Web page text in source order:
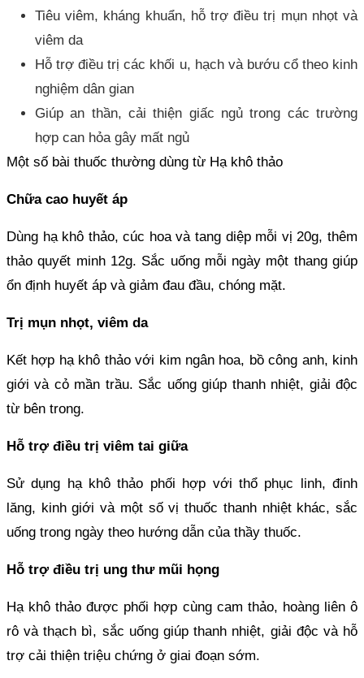
Tiêu viêm, kháng khuẩn, hỗ trợ điều trị mụn nhọt và
viêm da
Hỗ trợ điều trị các khối u, hạch và bướu cổ theo kinh
nghiệm dân gian
Giúp an thần, cải thiện giấc ngủ trong các trường
hợp can hỏa gây mất ngủ
Một số bài thuốc thường dùng từ Hạ khô thảo
Chữa cao huyết áp
Dùng hạ khô thảo, cúc hoa và tang diệp mỗi vị 20g, thêm
thảo quyết minh 12g. Sắc uống mỗi ngày một thang giúp
ổn định huyết áp và giảm đau đầu, chóng mặt.
Trị mụn nhọt, viêm da
Kết hợp hạ khô thảo với kim ngân hoa, bồ công anh, kinh
giới và cỏ mần trầu. Sắc uống giúp thanh nhiệt, giải độc
từ bên trong.
Hỗ trợ điều trị viêm tai giữa
Sử dụng hạ khô thảo phối hợp với thổ phục linh, đinh
lăng, kinh giới và một số vị thuốc thanh nhiệt khác, sắc
uống trong ngày theo hướng dẫn của thầy thuốc.
Hỗ trợ điều trị ung thư mũi họng
Hạ khô thảo được phối hợp cùng cam thảo, hoàng liên ô
rô và thạch bì, sắc uống giúp thanh nhiệt, giải độc và hỗ
trợ cải thiện triệu chứng ở giai đoạn sớm.